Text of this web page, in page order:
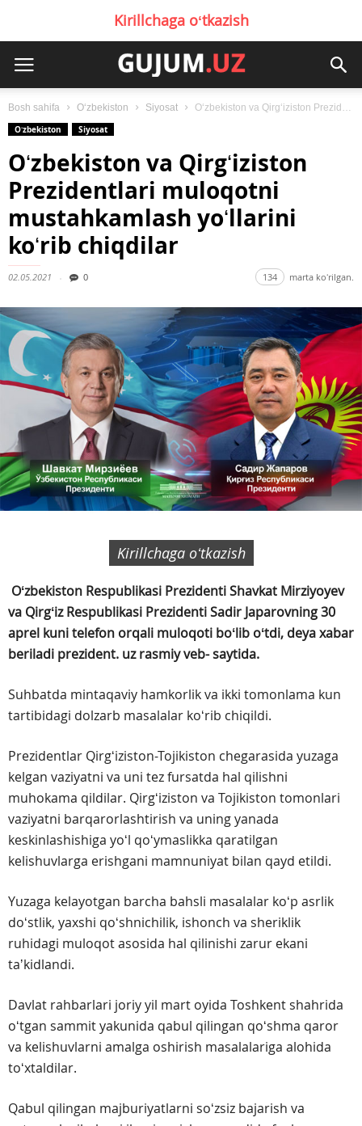
Kirillchaga oʻtkazish
Bosh sahifa Oʻzbekiston Siyosat
Oʻzbekiston va Qirgʻiziston Prezidentlari muloqotni mustahkamlash yoʻllarini koʻrib chiqdilar
Oʻzbekiston
Siyosat
Oʻzbekiston va Qirgʻiziston
Prezidentlari muloqotni
mustahkamlash yoʻllarini
koʻrib chiqdilar
02.05.2021 0 134 marta koʻrilgan.
Kirillchaga oʻtkazish
Oʻzbekiston Respublikasi Prezidenti Shavkat Mirziyoyev
va Qirgʻiz Respublikasi Prezidenti Sadir Japarovning 30
aprel kuni telefon orqali muloqoti boʻlib oʻtdi, deya xabar
beriladi prezident. uz rasmiy veb- saytida.
Suhbatda mintaqaviy hamkorlik va ikki tomonlama kun
tartibidagi dolzarb masalalar koʻrib chiqildi.
Prezidentlar Qirgʻiziston-Tojikiston chegarasida yuzaga
kelgan vaziyatni va uni tez fursatda hal qilishni
muhokama qildilar. Qirgʻiziston va Tojikiston tomonlari
vaziyatni barqarorlashtirish va uning yanada
keskinlashishiga yoʻl qoʻymaslikka qaratilgan
kelishuvlarga erishgani mamnuniyat bilan qayd etildi.
Yuzaga kelayotgan barcha bahsli masalalar koʻp asrlik
doʻstlik, yaxshi qoʻshnichilik, ishonch va sheriklik
ruhidagi muloqot asosida hal qilinishi zarur ekani
taʼkidlandi.
Davlat rahbarlari joriy yil mart oyida Toshkent shahrida
oʻtgan sammit yakunida qabul qilingan qoʻshma qaror
va kelishuvlarni amalga oshirish masalalariga alohida
toʻxtaldilar.
Qabul qilingan majburiyatlarni soʻzsiz bajarish va